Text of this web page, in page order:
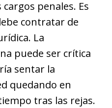
penales. Es
contratar de
La
puede ser crítica
sentar la
quedando en
tras las rejas.